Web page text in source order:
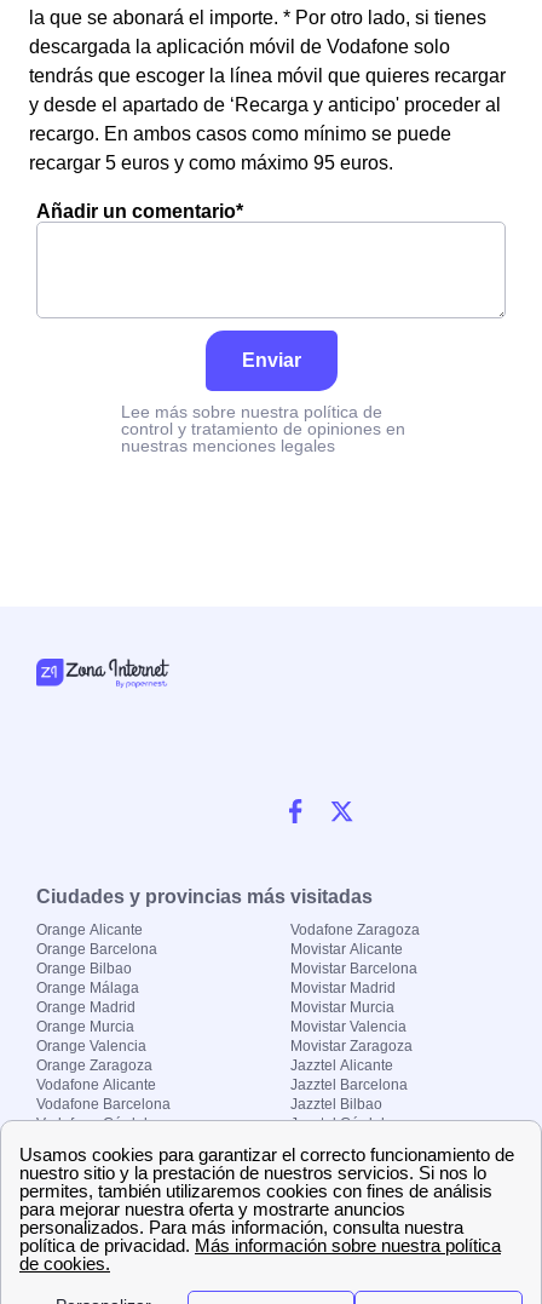
la que se abonará el importe. * Por otro lado, si tienes
descargada la aplicación móvil de Vodafone solo
tendrás que escoger la línea móvil que quieres recargar
y desde el apartado de ‘Recarga y anticipo' proceder al
recargo. En ambos casos como mínimo se puede
recargar 5 euros y como máximo 95 euros.
Añadir un comentario*
Enviar
Lee más sobre nuestra política de
control y tratamiento de opiniones en
nuestras menciones legales
Ciudades y provincias más visitadas
Orange Alicante
Orange Barcelona
Orange Bilbao
Orange Málaga
Orange Madrid
Orange Murcia
Orange Valencia
Orange Zaragoza
Vodafone Alicante
Vodafone Barcelona
Vodafone Córdoba
Vodafone Madrid
Vodafone Murcia
Vodafone Valencia
Vodafone Zaragoza
Movistar Alicante
Movistar Barcelona
Movistar Madrid
Movistar Murcia
Movistar Valencia
Movistar Zaragoza
Jazztel Alicante
Jazztel Barcelona
Jazztel Bilbao
Jazztel Córdoba
Jazztel Málaga
Jazztel Valencia
Jazztel Zaragoza
Sobre Zona-internet.com
¿Quiénes somos?
El grupo papernest